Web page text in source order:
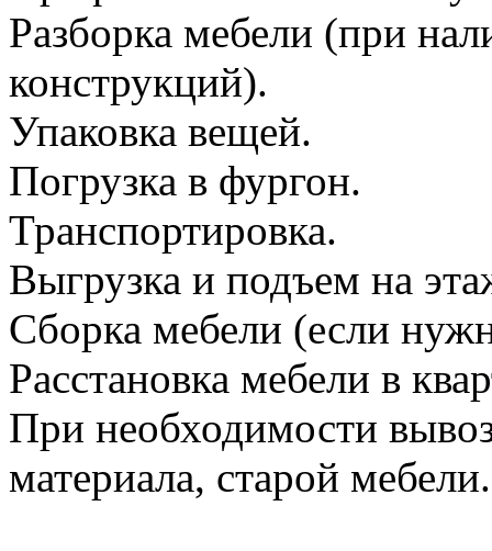
Разборка мебели (при
конструкций).
Упаковка вещей.
Погрузка в фургон.
Транспортировка.
Выгрузка и подъем на
Сборка мебели (если
Расстановка мебели в
При необходимости
материала, старой мебели.